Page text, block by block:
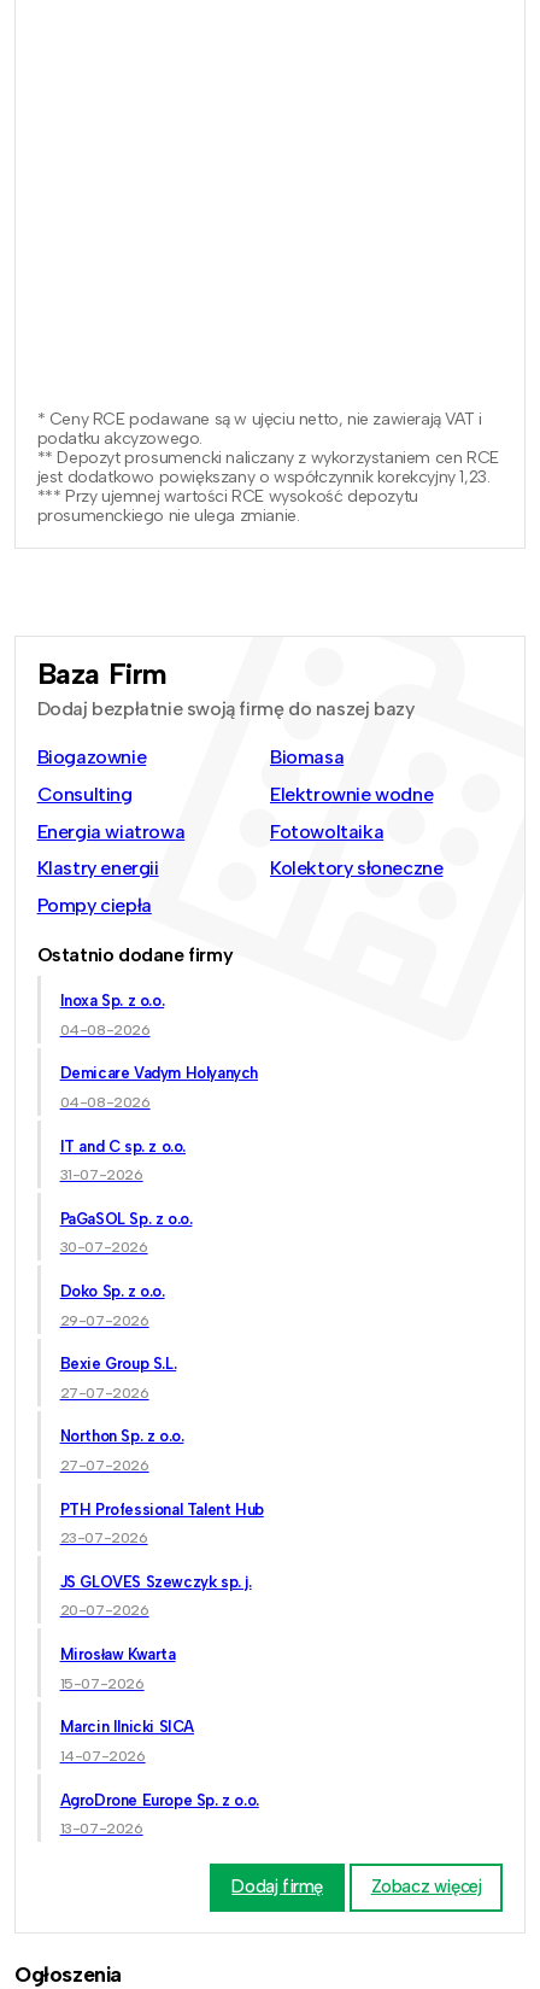
* Ceny RCE podawane są w ujęciu netto, nie zawierają VAT i
podatku akcyzowego.
** Depozyt prosumencki naliczany z wykorzystaniem cen RCE
jest dodatkowo powiększany o współczynnik korekcyjny 1,23.
*** Przy ujemnej wartości RCE wysokość depozytu
prosumenckiego nie ulega zmianie.
Baza Firm
Dodaj bezpłatnie swoją firmę do naszej bazy
Biogazownie
Biomasa
Consulting
Elektrownie wodne
Energia wiatrowa
Fotowoltaika
Klastry energii
Kolektory słoneczne
Pompy ciepła
Ostatnio dodane firmy
Inoxa Sp. z o.o.
04-08-2026
Demicare Vadym Holyanych
04-08-2026
IT and C sp. z o.o.
31-07-2026
PaGaSOL Sp. z o.o.
30-07-2026
Doko Sp. z o.o.
29-07-2026
Bexie Group S.L.
27-07-2026
Northon Sp. z o.o.
27-07-2026
PTH Professional Talent Hub
23-07-2026
JS GLOVES Szewczyk sp. j.
20-07-2026
Mirosław Kwarta
15-07-2026
Marcin Ilnicki SICA
14-07-2026
AgroDrone Europe Sp. z o.o.
13-07-2026
Dodaj firmę Zobacz więcej
Ogłoszenia